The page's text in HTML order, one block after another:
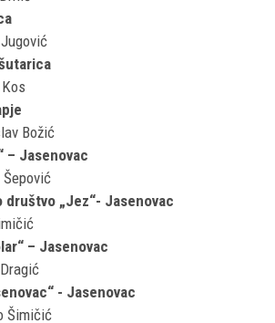
Božić
– Jasenovac
„Jez“- Jasenovac
– Jasenovac
- Jasenovac
Šimičić